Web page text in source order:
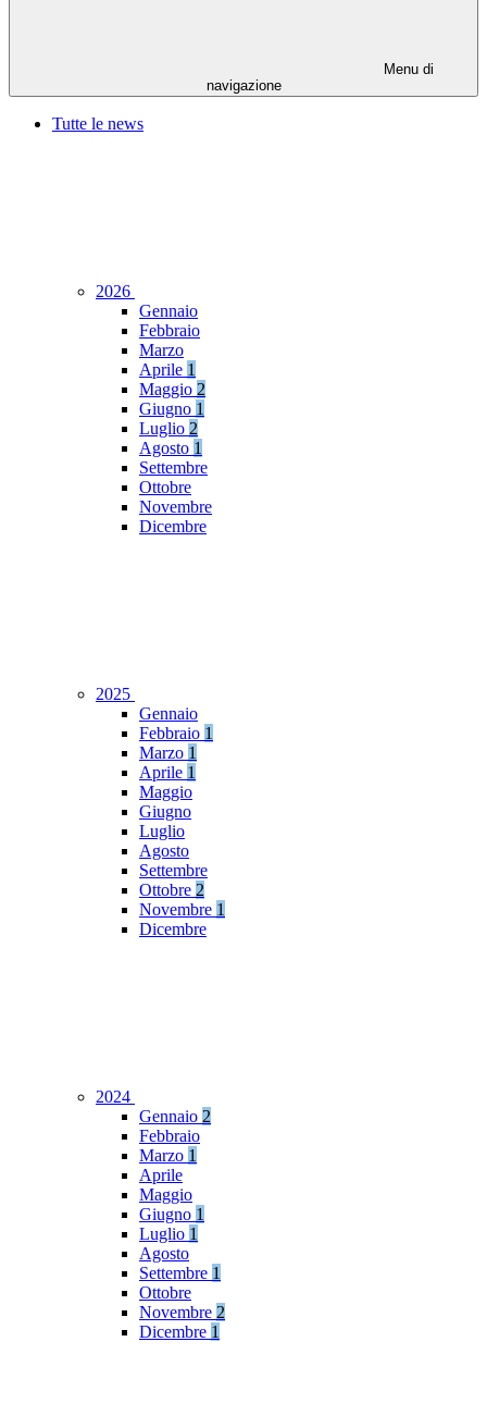
Menu di
navigazione
Tutte le news
2026
Gennaio
Febbraio
Marzo
Aprile 1
Maggio 2
Giugno 1
Luglio 2
Agosto 1
Settembre
Ottobre
Novembre
Dicembre
2025
Gennaio
Febbraio 1
Marzo 1
Aprile 1
Maggio
Giugno
Luglio
Agosto
Settembre
Ottobre 2
Novembre 1
Dicembre
2024
Gennaio 2
Febbraio
Marzo 1
Aprile
Maggio
Giugno 1
Luglio 1
Agosto
Settembre 1
Ottobre
Novembre 2
Dicembre 1